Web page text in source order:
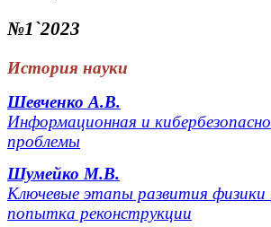
№1`2023
История науки
Шевченко А.В.
Информационная и
проблемы
Шумейко М.В.
Ключевые этапы развития
попытка реконструкции